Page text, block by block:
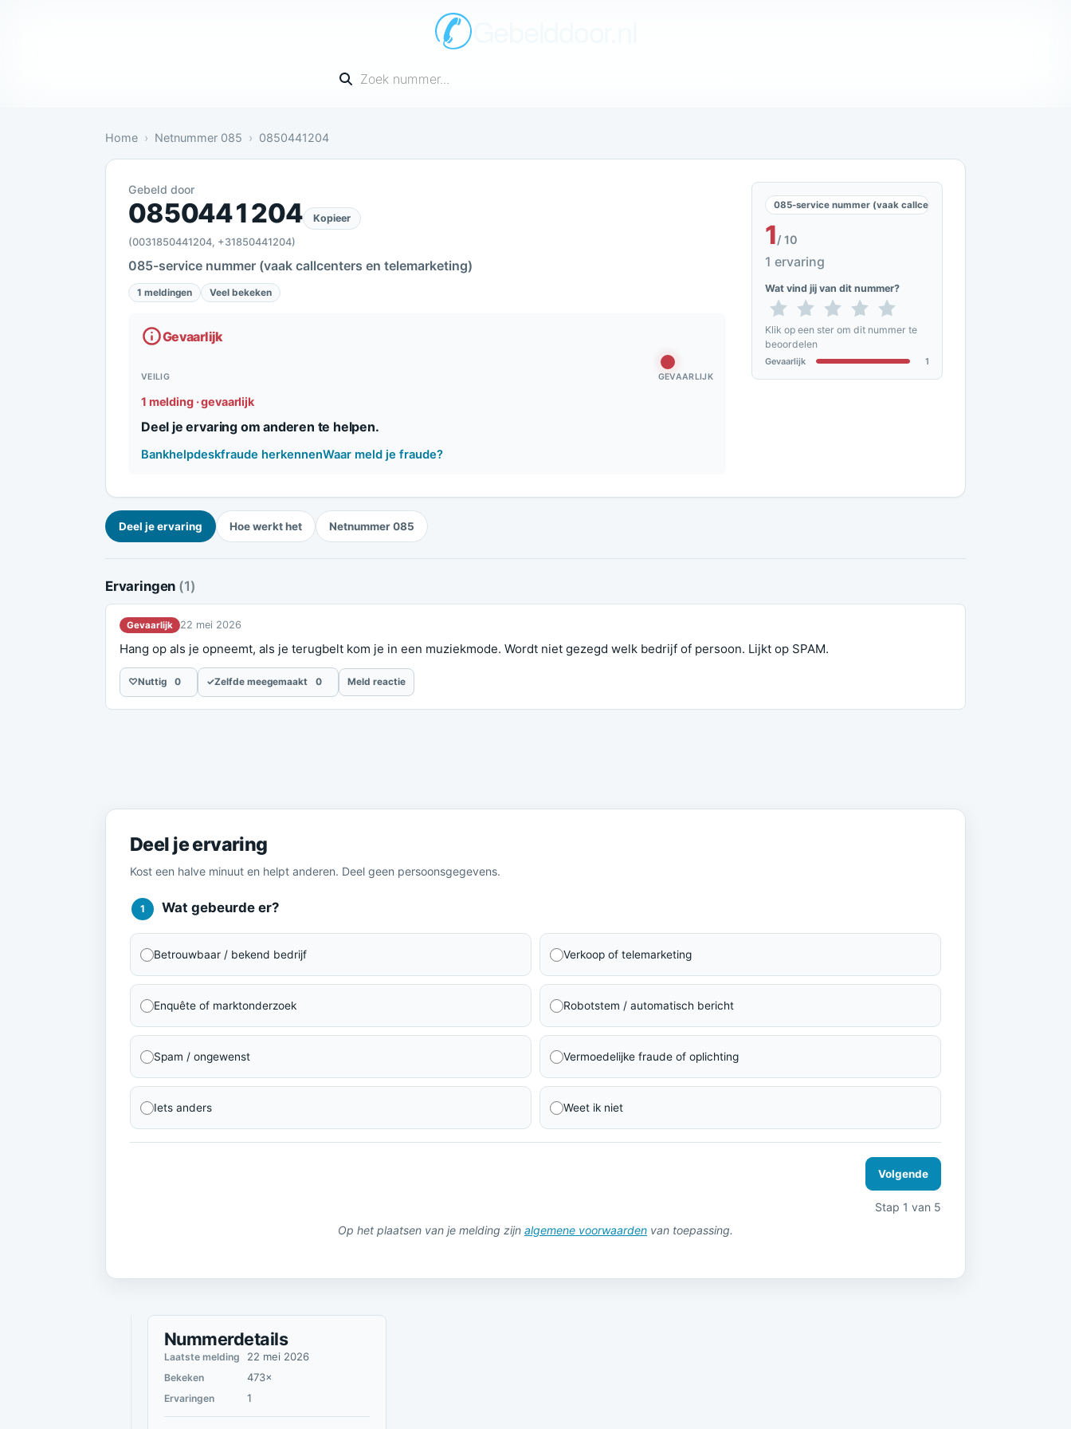
Vul een telefoonnummer in
Home Netnummer 085 0850441204
Gevaarlijk: 1 melding bevestigt dit
Gebeld door
0850441204
(0031850441204, +31850441204)
Kopieer
085-service nummer (vaak callcenters en telemarketing)
1 meldingen Veel bekeken
Gevaarlijk
VEILIG GEVAARLIJK
1 melding · gevaarlijk
Deel je ervaring om anderen te helpen.
Bankhelpdeskfraude herkennenWaar meld je fraude?
085-service nummer (vaak callcenters en telemarketing)
1/ 10
1 ervaring
Wat vind jij van dit nummer?
Klik op een ster om dit nummer te
beoordelen
Gevaarlijk 1
Deel je ervaring Hoe werkt het Netnummer 085
Ervaringen (1)
Gevaarlijk 22 mei 2026
Hang op als je opneemt, als je terugbelt kom je in een muziekmode. Wordt niet gezegd welk bedrijf of persoon. Lijkt op SPAM.
♡Nuttig 0 ✓Zelfde meegemaakt 0 Meld reactie
Deel je ervaring
Kost een halve minuut en helpt anderen. Deel geen persoonsgegevens.
1 Wat gebeurde er?
Betrouwbaar / bekend bedrijf Verkoop of telemarketing
Enquête of marktonderzoek Robotstem / automatisch bericht
Spam / ongewenst Vermoedelijke fraude of oplichting
Iets anders Weet ik niet
Volgende
Stap 1 van 5
Op het plaatsen van je melding zijn algemene voorwaarden van toepassing.
Nummerdetails
Laatste melding 22 mei 2026
Bekeken 473×
Ervaringen 1